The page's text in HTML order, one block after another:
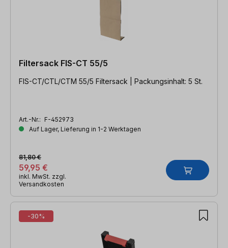
Filtersack FIS-CT 55/5
FIS-CT/CTL/CTM 55/5 Filtersack | Packungsinhalt: 5 St.
Art.-Nr.: F-452973
Auf Lager, Lieferung in 1-2 Werktagen
59,95 €
81,80 €
inkl. MwSt. zzgl.
Versandkosten
-30%